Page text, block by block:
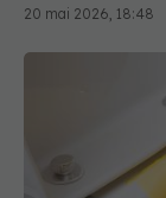
20 mai 2026, 18:48